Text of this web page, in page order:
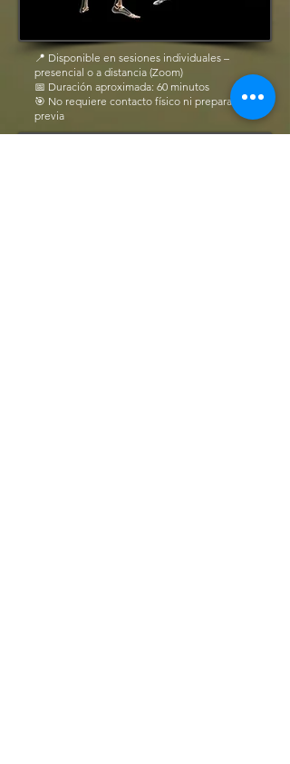
📍 Disponible en sesiones individuales –
presencial o a distancia (Zoom)
📅 Duración aproximada: 60 minutos
🎯 No requiere contacto físico ni preparación
previa